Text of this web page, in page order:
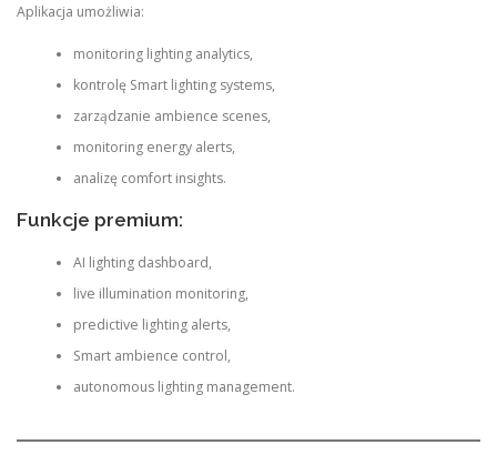
Aplikacja umożliwia:
monitoring lighting analytics,
kontrolę Smart lighting systems,
zarządzanie ambience scenes,
monitoring energy alerts,
analizę comfort insights.
Funkcje premium:
AI lighting dashboard,
live illumination monitoring,
predictive lighting alerts,
Smart ambience control,
autonomous lighting management.